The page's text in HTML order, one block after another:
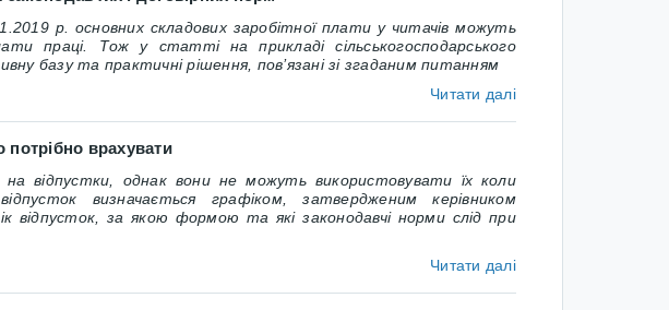
р. основних складових заробітної плати у читачів можуть
праці. Тож у статті на прикладі сільськогосподарського
базу та практичні рішення, пов’язані зі згаданим питанням
Читати далі
потрібно врахувати
відпустки, однак вони не можуть використовувати їх коли
визначається графіком, затвердженим керівником
відпусток, за якою формою та які законодавчі норми слід при
Читати далі